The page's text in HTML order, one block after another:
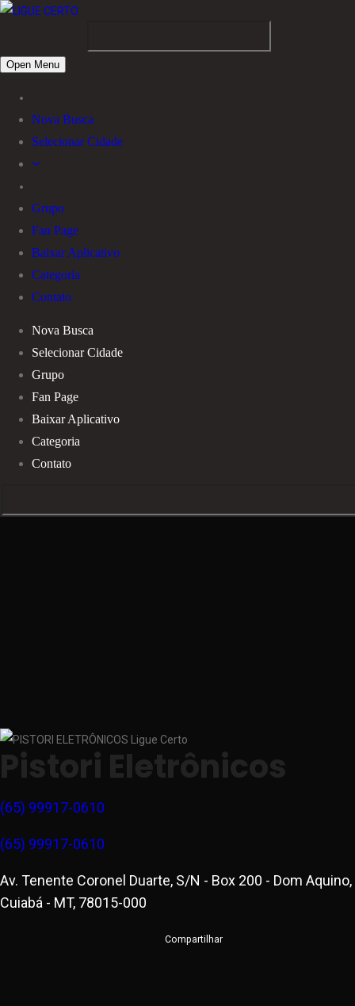
Open Menu
Nova Busca
Selecionar Cidade
Grupo
Fan Page
Baixar Aplicativo
Categoria
Contato
Nova Busca
Selecionar Cidade
Grupo
Fan Page
Baixar Aplicativo
Categoria
Contato
Pistori Eletrônicos
(65) 99917-0610
(65) 99917-0610
Av. Tenente Coronel Duarte, S/N - Box 200 - Dom Aquino,
Cuiabá - MT, 78015-000
Compartilhar